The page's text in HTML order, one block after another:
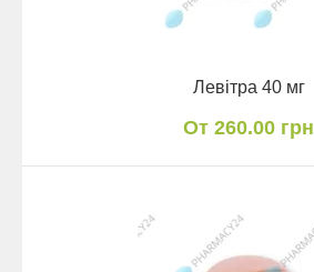
Левітра 40 мг
От 260.00 грн